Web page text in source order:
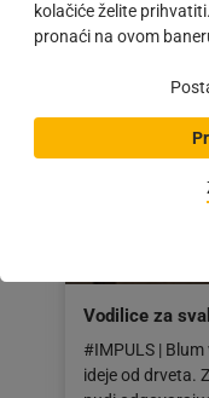
kolačiće želite
pronaći na ovom
08.12.2021
Vodilice za
#IMPULS |
ideje od drveta.